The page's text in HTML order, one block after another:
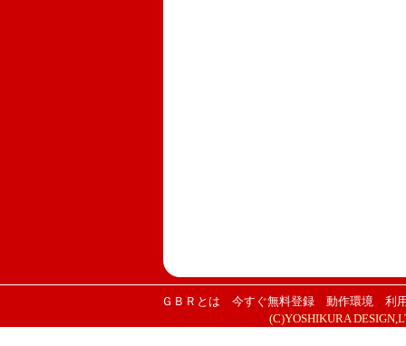
ＧＢＲとは 今すぐ無料登録 動作環境
利
(C)YOSHIKURA